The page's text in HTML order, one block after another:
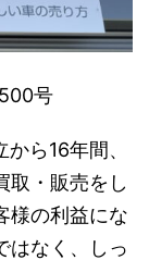
号
ら16年間、
取・販売をし
様の利益にな
はなく、しっ